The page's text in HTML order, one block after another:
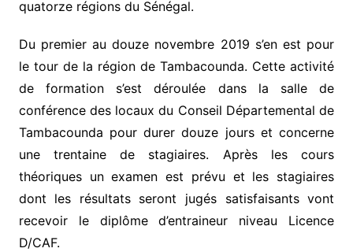
quatorze régions du Sénégal.
Du premier au douze novembre 2019 s’en est pour
le tour de la région de Tambacounda. Cette activité
de formation s’est déroulée dans la salle de
conférence des locaux du Conseil Départemental de
Tambacounda pour durer douze jours et concerne
une trentaine de stagiaires. Après les cours
théoriques un examen est prévu et les stagiaires
dont les résultats seront jugés satisfaisants vont
recevoir le diplôme d’entraineur niveau Licence
D/CAF.